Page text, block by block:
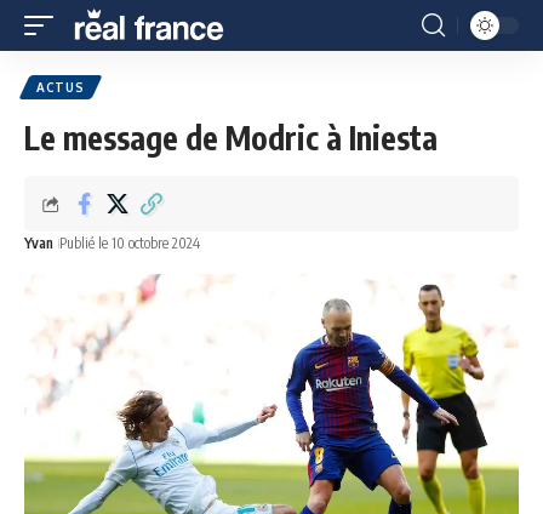
ACTUS
Le message de Modric à Iniesta
Yvan Publié le 10 octobre 2024